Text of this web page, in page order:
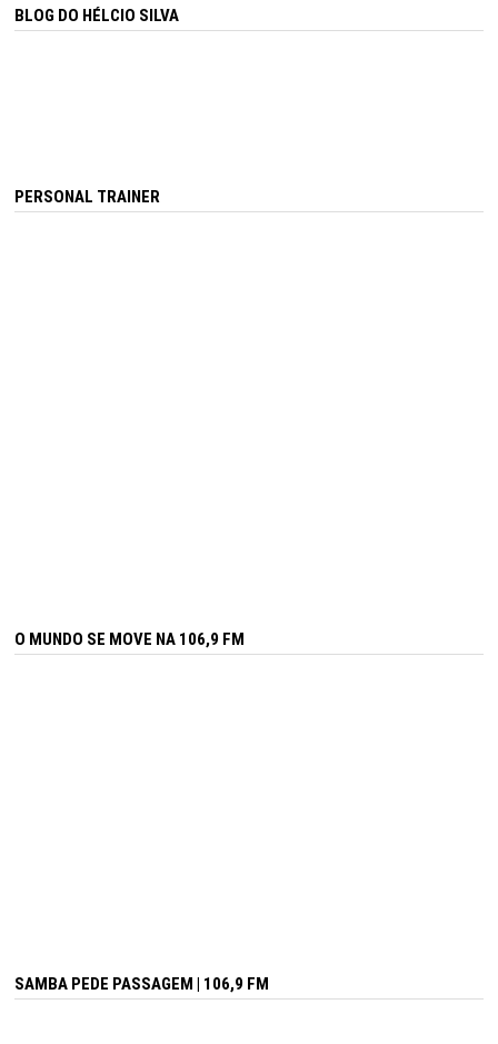
BLOG DO HÉLCIO SILVA
PERSONAL TRAINER
O MUNDO SE MOVE NA 106,9 FM
SAMBA PEDE PASSAGEM | 106,9 FM